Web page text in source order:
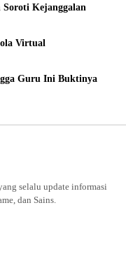
Soroti Kejanggalan
Virtual
Guru Ini Buktinya
selalu update informasi
dan Sains.